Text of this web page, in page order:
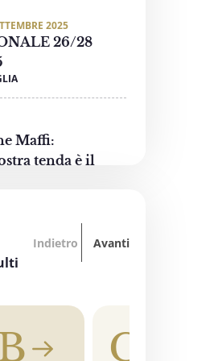
2025
26/28
Maffi:
tenda è il
2025
formazione
- Preghiera di
Indietro Avanti
C